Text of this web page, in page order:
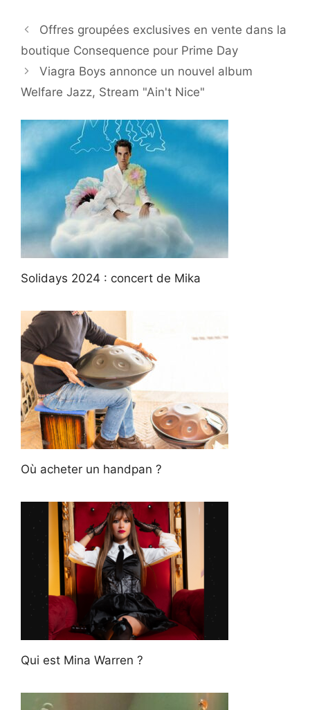
Offres groupées exclusives en vente dans la
boutique Consequence pour Prime Day
Viagra Boys annonce un nouvel album
Welfare Jazz, Stream "Ain't Nice"
Solidays 2024 : concert de Mika
Où acheter un handpan ?
Qui est Mina Warren ?